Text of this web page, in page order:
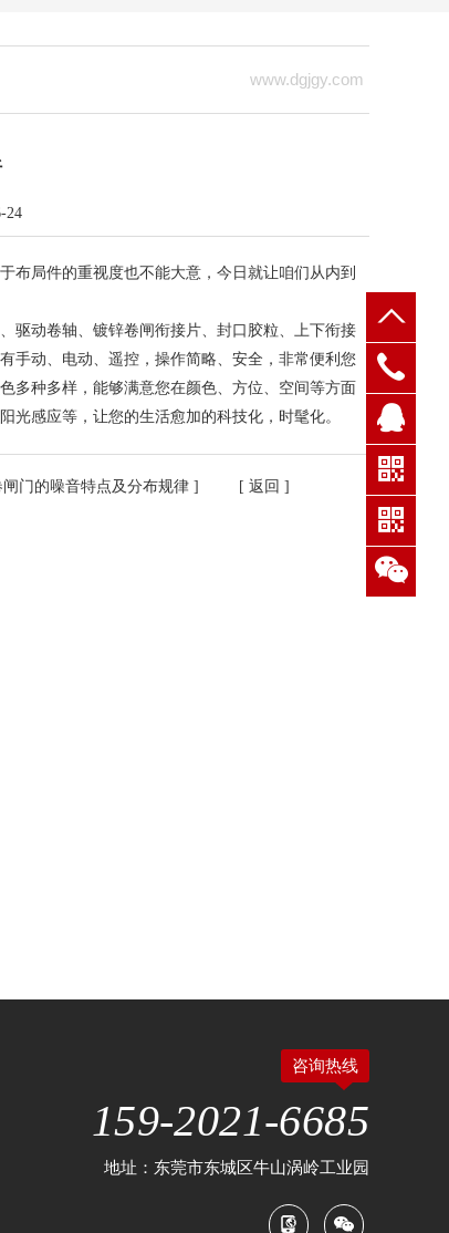
QQ客
服
www.dgjgy.com
24
布局件的重视度也不能大意，今日就让咱们从内到
驱动卷轴、镀锌卷闸衔接片、封口胶粒、上下衔接
手动、电动、遥控，操作简略、安全，非常便利您
多种多样，能够满意您在颜色、方位、空间等方面
光感应等，让您的生活愈加的科技化，时髦化。
门的噪音特点及分布规律 ] [ 返回 ]
咨询热线
159-2021-6685
地址：东莞市东城区牛山涡岭工业园